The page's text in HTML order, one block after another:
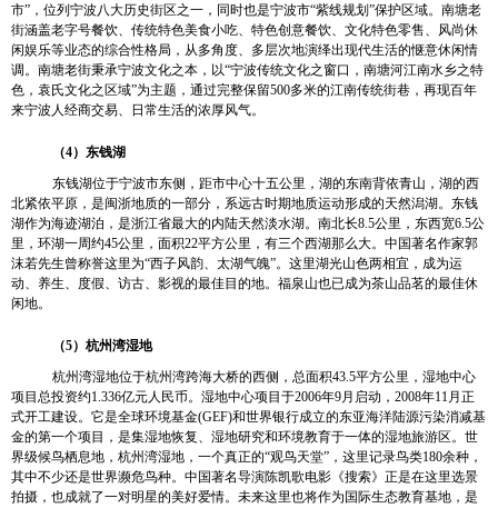
市”，位列宁波八大历史街区之一，同时也是宁波市“紫线规划”保护区域。南塘老
街涵盖老字号餐饮、传统特色美食小吃、特色创意餐饮、文化特色零售、风尚休
闲娱乐等业态的综合性格局，从多角度、多层次地演绎出现代生活的惬意休闲情
调。南塘老街秉承宁波文化之本，以“宁波传统文化之窗口，南塘河江南水乡之特
色，袁氏文化之区域”为主题，通过完整保留500多米的江南传统街巷，再现百年
来宁波人经商交易、日常生活的浓厚风气。
（4）东钱湖
东钱湖位于宁波市东侧，距市中心十五公里，湖的东南背依青山，湖的西
北紧依平原，是闽浙地质的一部分，系远古时期地质运动形成的天然潟湖。东钱
湖作为海迹湖泊，是浙江省最大的内陆天然淡水湖。南北长8.5公里，东西宽6.5公
里，环湖一周约45公里，面积22平方公里，有三个西湖那么大。中国著名作家郭
沫若先生曾称誉这里为“西子风韵、太湖气魄”。这里湖光山色两相宜，成为运
动、养生、度假、访古、影视的最佳目的地。福泉山也已成为茶山品茗的最佳休
闲地。
（5）杭州湾湿地
杭州湾湿地位于杭州湾跨海大桥的西侧，总面积43.5平方公里，湿地中心
项目总投资约1.336亿元人民币。湿地中心项目于2006年9月启动， 2008年11月正
式开工建设。它是全球环境基金(GEF)和世界银行成立的东亚海洋陆源污染消减基
金的第一个项目，是集湿地恢复、湿地研究和环境教育于一体的湿地旅游区。世
界级候鸟栖息地，杭州湾湿地，一个真正的“观鸟天堂”，这里记录鸟类180余种，
其中不少还是世界濒危鸟种。中国著名导演陈凯歌电影《搜索》正是在这里选景
拍摄，也成就了一对明星的美好爱情。未来这里也将作为国际生态教育基地，是